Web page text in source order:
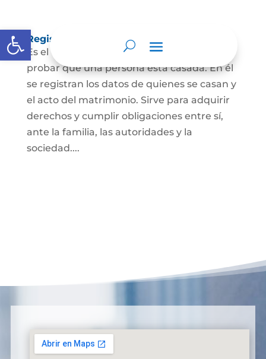
Abrir barra de herramientas
Registro Civil de Matrimonio
Es el documento público necesario para
probar que una persona está casada. En él
se registran los datos de quienes se casan y
el acto del matrimonio. Sirve para adquirir
derechos y cumplir obligaciones entre sí,
ante la familia, las autoridades y la
sociedad....